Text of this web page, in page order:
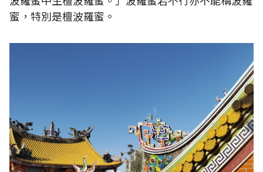
蜜，特別是檀波羅蜜。